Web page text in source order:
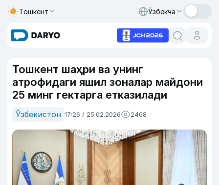
Тошкент Ўзбекча
Тошкент шаҳри ва унинг
атрофидаги яшил зоналар майдони
25 минг гектарга етказилади
Ўзбекистон 17:26 / 25.02.2026 2468